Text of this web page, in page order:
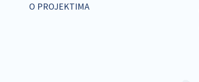
O PROJEKTIMA